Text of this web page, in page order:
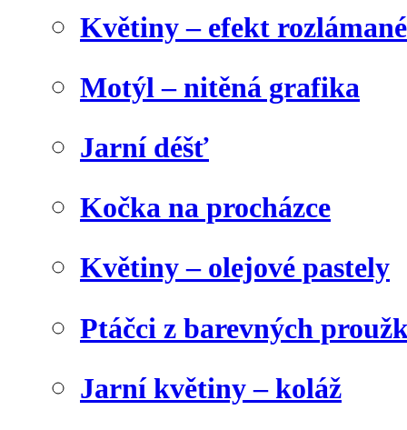
Květiny – efekt
Motýl – nitěná grafika
Jarní déšť
Kočka na procházce
Květiny – olejové pastely
Ptáčci z barevných
Jarní květiny – koláž